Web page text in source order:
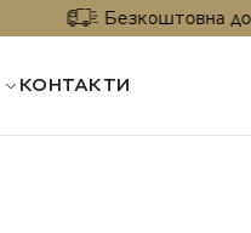
Безкоштовна доставка від
КОНТАКТИ